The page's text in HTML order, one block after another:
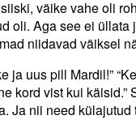
väike vahe oli
oli. Aga see ei
niidavad väiksel
ja uus pill Mardil!”
kord vist kui
Ja nii need külajutud